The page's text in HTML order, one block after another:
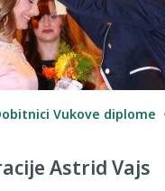
Vukove diplome
Astrid Vajs